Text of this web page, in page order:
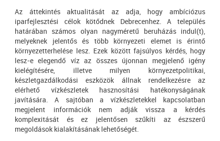
Az áttekintés aktualitását az adja, hogy ambíciózus
iparfejlesztési célok kötődnek Debrecenhez. A település
határában számos olyan nagyméretű beruházás indul(t),
melyeknek jelentős és több környezeti elemet is érintő
környezetterhelése lesz. Ezek között fajsúlyos kérdés, hogy
lesz-e elegendő víz az összes újonnan megjelenő igény
kielégítésére, illetve milyen környezetpolitikai,
készletgazdálkodási eszközök állnak rendelkezésre az
elérhető vízkészletek hasznosítási hatékonyságának
javítására. A sajtóban a vízkészletekkel kapcsolatban
megjelent információk nem adják vissza a kérdés
komplexitását és ez jelentősen szűkíti az észszerű
megoldások kialakításának lehetőségét.